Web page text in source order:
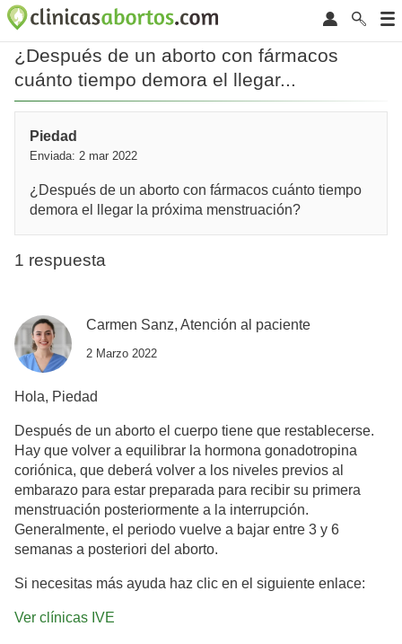
¿Después de un aborto con fármacos
cuánto tiempo demora el llegar...
Piedad
Enviada: 2 mar 2022
¿Después de un aborto con fármacos cuánto tiempo
demora el llegar la próxima menstruación?
1 respuesta
Carmen Sanz, Atención al paciente
2 Marzo 2022
Hola, Piedad
Después de un aborto el cuerpo tiene que restablecerse.
Hay que volver a equilibrar la hormona gonadotropina
coriónica, que deberá volver a los niveles previos al
embarazo para estar preparada para recibir su primera
menstruación posteriormente a la interrupción.
Generalmente, el periodo vuelve a bajar entre 3 y 6
semanas a posteriori del aborto.
Si necesitas más ayuda haz clic en el siguiente enlace:
Ver clínicas IVE